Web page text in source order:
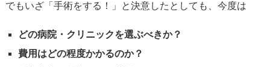
でもいざ「手術をする！」と決意したとしても、今度は
どの病院・クリニックを選ぶべきか？
費用はどの程度かかるのか？